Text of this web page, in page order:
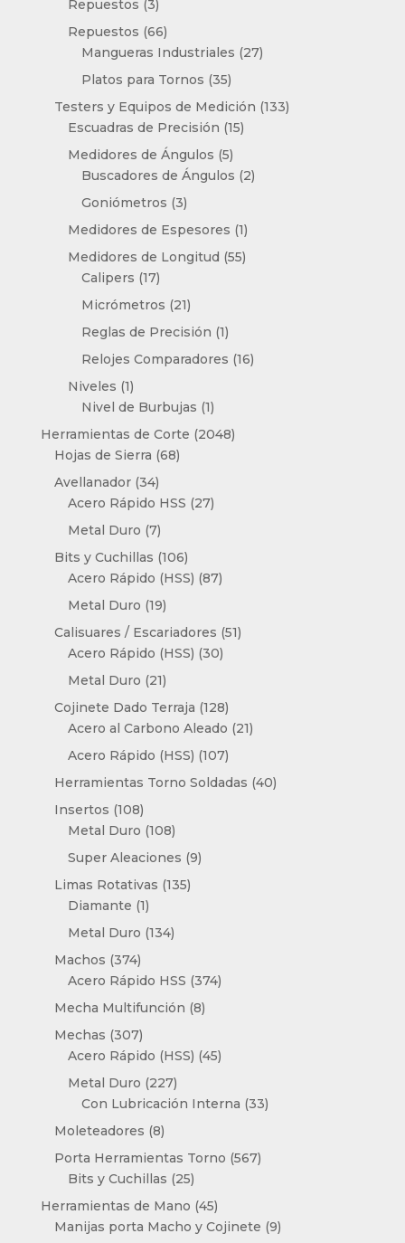
Repuestos 33
productos
Repuestos 6666
productos
Mangueras Industriales 2727
Platos para Tornos 3535
productos
Testers y Equipos de Medición 133133
Escuadras de Precisión 1515
Medidores de Ángulos 55
productos
Buscadores de Ángulos 22
Goniómetros 33
productos
Medidores de Espesores 11
producto
Medidores de Longitud 5555
Calipers 1717
productos
Micrómetros 2121
productos
Reglas de Precisión 11
producto
Relojes Comparadores 1616
Niveles 11
producto
Nivel de Burbujas 11
producto
Herramientas de Corte 20482048
Hojas de Sierra 6868
Avellanador 3434
productos
Acero Rápido HSS 2727
Metal Duro 77
productos
Bits y Cuchillas 106106
productos
Acero Rápido (HSS) 8787
Metal Duro 1919
productos
Calisuares / Escariadores 5151
Acero Rápido (HSS) 3030
Metal Duro 2121
productos
Cojinete Dado Terraja 128128
productos
Acero al Carbono Aleado 2121
Acero Rápido (HSS) 107107
productos
Herramientas Torno Soldadas 4040
Insertos 108108
productos
Metal Duro 108108
productos
Super Aleaciones 99
Limas Rotativas 135135
Diamante 11
producto
Metal Duro 134134
Machos 374374
productos
Acero Rápido HSS 374374
Mecha Multifunción 88
Mechas 307307
productos
Acero Rápido (HSS) 4545
Metal Duro 227227
productos
Con Lubricación Interna 3333
Moleteadores 88
productos
Porta Herramientas Torno 567567
Bits y Cuchillas 2525
productos
Herramientas de Mano 4545
productos
Manijas porta Macho y Cojinete 99